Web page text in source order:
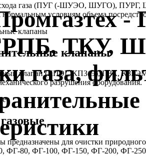
газа (ПУГ (-ШУЭО, ШУГО), ПУРГ,
условиям объема
клапаны
клапаны
клапан (КПЭГ, КПЗ(Э), ПЗК,
разрушения оборудования.
предназначены для очистки
ФГ-80, ФГ-100, ФГ-150, ФГ-200, ФГ-
ТКУ,
газа,